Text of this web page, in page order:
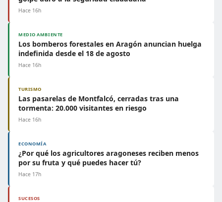
Hace 16h
MEDIO AMBIENTE
Los bomberos forestales en Aragón anuncian huelga
indefinida desde el 18 de agosto
Hace 16h
TURISMO
Las pasarelas de Montfalcó, cerradas tras una
tormenta: 20.000 visitantes en riesgo
Hace 16h
ECONOMÍA
¿Por qué los agricultores aragoneses reciben menos
por su fruta y qué puedes hacer tú?
Hace 17h
SUCESOS